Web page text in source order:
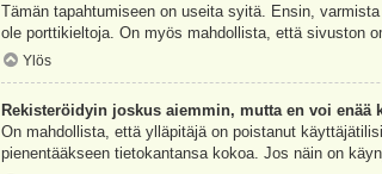
Tämän tapahtumiseen on useita syitä. Ensin,
ole porttikieltoja. On myös mahdollista, että sivuston
Ylös
Rekisteröidyin joskus aiemmin, mutta en voi enää
On mahdollista, että ylläpitäjä on poistanut
pienentääkseen tietokantansa kokoa. Jos näin on